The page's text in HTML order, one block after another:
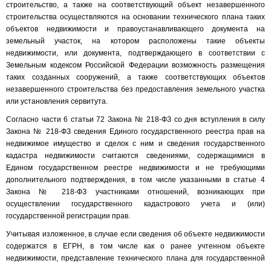
строительство, а также на соответствующий объект незавершенного
строительства осуществляются на основании технического плана таких
объектов недвижимости и правоустанавливающего документа на
земельный участок, на котором расположены такие объекты
недвижимости, или документа, подтверждающего в соответствии с
Земельным кодексом Российской Федерации возможность размещения
таких созданных сооружений, а также соответствующих объектов
незавершенного строительства без предоставления земельного участка
или установления сервитута.
Согласно части 6 статьи 72 Закона № 218-ФЗ со дня вступления в силу
Закона № 218-ФЗ сведения Единого государственного реестра прав на
недвижимое имущество и сделок с ним и сведения государственного
кадастра недвижимости считаются сведениями, содержащимися в
Едином государственном реестре недвижимости и не требующими
дополнительного подтверждения, в том числе указанными в статье 4
Закона № 218-ФЗ участниками отношений, возникающих при
осуществлении государственного кадастрового учета и (или)
государственной регистрации прав.
Учитывая изложенное, в случае если сведения об объекте недвижимости
содержатся в ЕГРН, в том числе как о ранее учтенном объекте
недвижимости, представление технического плана для государственной